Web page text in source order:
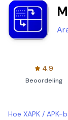
4.9
Beoordeling
Hoe XAPK /